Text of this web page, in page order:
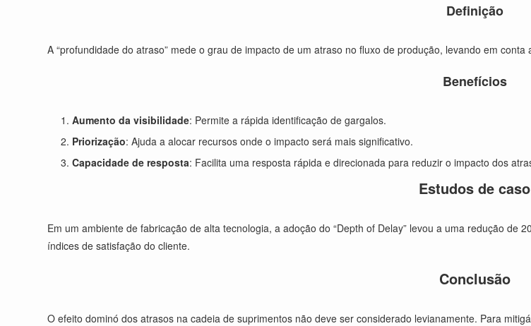
Definição
A “profundidade do atraso” mede o grau de impacto de um atraso no fluxo de produção, levando em
Benefícios
Aumento da visibilidade: Permite a rápida identificação de gargalos.
Priorização: Ajuda a alocar recursos onde o impacto será mais significativo.
Capacidade de resposta: Facilita uma resposta rápida e direcionada para reduzir o impacto dos
Estudos de caso
Em um ambiente de fabricação de alta tecnologia, a adoção do “Depth of Delay” levou a uma redução
índices de satisfação do cliente.
Conclusão
O efeito dominó dos atrasos na cadeia de suprimentos não deve ser considerado levianamente. Para